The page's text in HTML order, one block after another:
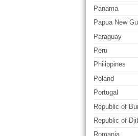
Panama
Papua New
Paraguay
Peru
Philippines
Poland
Portugal
Republic of
Republic of
Romania